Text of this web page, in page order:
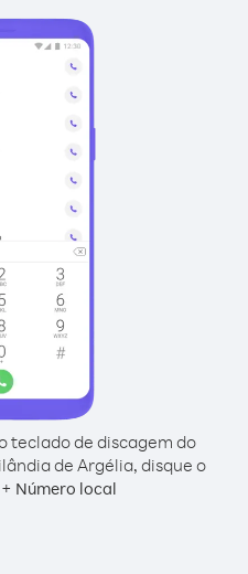
teclado de discagem do
de Argélia, disque o
+ Número local